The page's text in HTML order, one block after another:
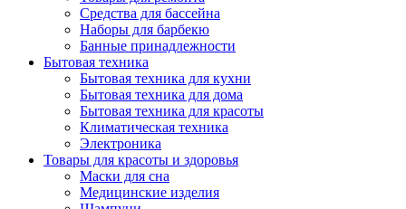
Средства для бассейна
Наборы для барбекю
Банные принадлежности
Бытовая техника
Бытовая техника для кухни
Бытовая техника для дома
Бытовая техника для красоты
Климатическая техника
Электроника
Товары для красоты и здоровья
Маски для сна
Медицинские изделия